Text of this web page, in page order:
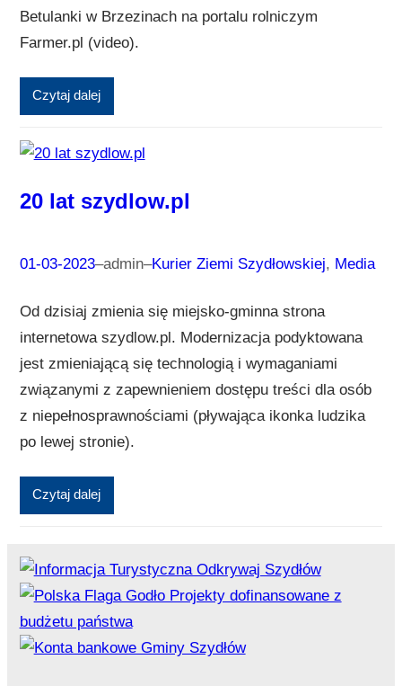
Betulanki w Brzezinach na portalu rolniczym
Farmer.pl (video).
Czytaj dalej
20 lat szydlow.pl
01-03-2023–admin–Kurier Ziemi Szydłowskiej, Media
Od dzisiaj zmienia się miejsko-gminna strona
internetowa szydlow.pl. Modernizacja podyktowana
jest zmieniającą się technologią i wymaganiami
związanymi z zapewnieniem dostępu treści dla osób
z niepełnosprawnościami (pływająca ikonka ludzika
po lewej stronie).
Czytaj dalej